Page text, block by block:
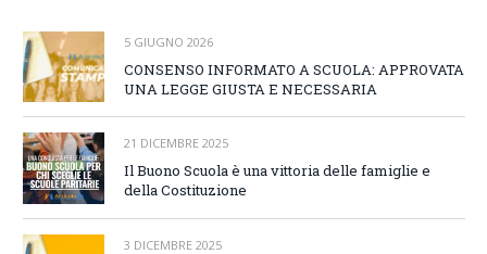
5 GIUGNO 2026
CONSENSO INFORMATO A SCUOLA: APPROVATA
UNA LEGGE GIUSTA E NECESSARIA
21 DICEMBRE 2025
Il Buono Scuola è una vittoria delle famiglie e
della Costituzione
3 DICEMBRE 2025